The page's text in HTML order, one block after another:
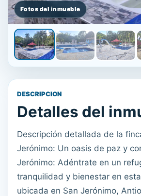
DESCRIPCION
Detalles del
Descripción detallada de la
Jerónimo: Un oasis de paz y
Jerónimo: Adéntrate en un
tranquilidad y bienestar en
ubicada en San Jerónimo,